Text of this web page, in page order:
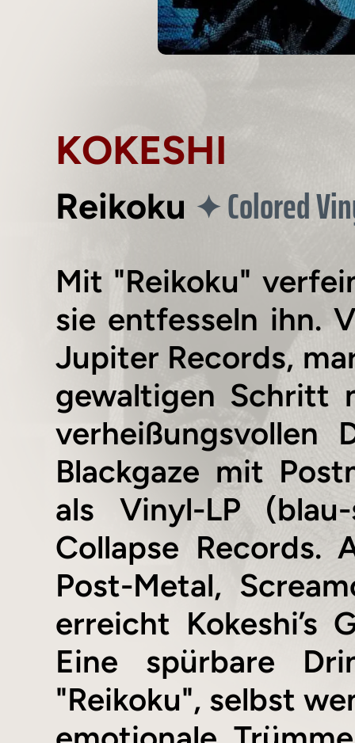
KOKESHI
Reikoku ✦Colored
Mit "Reikoku"
sie entfesseln ihn.
Jupiter Records,
gewaltigen Schritt
verheißungsvollen
Blackgaze mit
als Vinyl-LP
Collapse Records.
Post-Metal,
erreicht Kokeshi’s
Eine spürbare
"Reikoku", selbst